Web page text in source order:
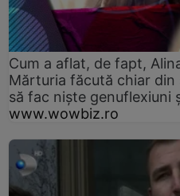
Cum a aflat, de fapt,
Mărturia făcută chiar din
să fac niște genuflexiuni
www.wowbiz.ro